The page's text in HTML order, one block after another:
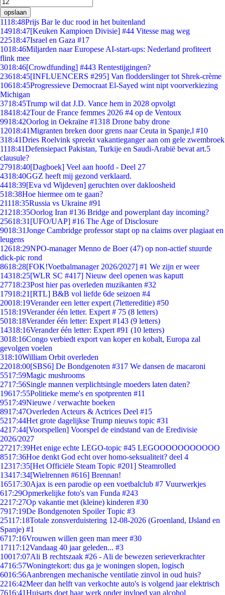
opslaan
1118:48Prijs Bar le duc rood in het buitenland
14918:47[Keuken Kampioen Divisie] #44 Vitesse mag weg
22518:47Israel en Gaza #17
1018:46Miljarden naar Europese AI-start-ups: Nederland profiteert
flink mee
3018:46[Crowdfunding] #443 Rentestijgingen?
23618:45[INFLUENCERS #295] Van flodderslinger tot Shrek-crème
10618:45Progressieve Democraat El-Sayed wint nipt voorverkiezing
Michigan
3718:45Trump wil dat J.D. Vance hem in 2028 opvolgt
18418:42Tour de France femmes 2026 #4 op de Ventoux
9918:42Oorlog in Oekraïne #1318 Drone baby drone
12018:41Migranten breken door grens naar Ceuta in Spanje,l #10
318:41Dries Roelvink spreekt vakantieganger aan om gele zwembroek
1118:41Defensiepact Pakistan, Turkije en Saudi-Arabië bevat art.5
clausule?
27918:40[Dagboek] Veel aan hoofd - Deel 27
4318:40GGZ heeft mij gezond verklaard.
4418:39[Eva vd Wijdeven] geruchten over dakloosheid
518:38Hoe hiermee om te gaan?
21118:35Russia vs Ukraine #91
21218:35Oorlog Iran #136 Bridge and powerplant day incoming?
25618:31 [UFO/UAP] #16 The Age of Disclosure
9018:31Jonge Cambridge professor stapt op na claims over plagiaat en
leugens
12618:29NPO-manager Menno de Boer (47) op non-actief stuurde
dick-pic rond
8618:28[FOK!Voetbalmanager 2026/2027] #1 We zijn er weer
14318:25[WLR SC #417] Nieuw deel openen was kaputt
27718:23Post hier pas overleden muzikanten #32
17918:21 [RTL] B&B vol liefde 6de seizoen #4
20018:19Verander een letter expert (7lettereditie) #50
1518:19Verander één letter. Expert # 75 (8 letters)
5018:18Verander één letter: Expert #143 (9 letters)
14318:16Verander één letter: Expert #91 (10 letters)
3018:16Congo verbiedt export van koper en kobalt, Europa zal
gevolgen voelen
318:10William Orbit overleden
22018:00[SBS6] De Bondgenoten #317 We dansen de macaroni
5517:59Magic mushrooms
2717:56Single mannen verplichtsingle moeders laten daten?
19617:55Politieke meme's en spotprenten #11
9517:49Nieuwe / verwachte boeken
8917:47Overleden Acteurs & Actrices Deel #15
5217:44Het grote dagelijkse Trump nieuws topic #31
4217:44[Voorspellen] Voorspel de eindstand van de Eredivisie
2026/2027
27217:39Het enige echte LEGO-topic #45 LEGOOOOOOOOOOO
8517:36Hoe denkt God echt over homo-seksualiteit? deel 4
12317:35[Het Officiële Steam Topic #201] Steamrolled
13417:34[Wielrennen #616] Brennan!
16517:30Ajax is een parodie op een voetbalclub #7 Vuurwerkjes
617:29Opmerkelijke foto's van Funda #243
2217:27Op vakantie met (kleine) kinderen #30
7917:19De Bondgenoten Spoiler Topic #3
25117:18Totale zonsverduistering 12-08-2026 (Groenland, IJsland en
Spanje) #1
6717:16Vrouwen willen geen man meer #30
17117:12Vandaag 40 jaar geleden... #3
10017:07Ali B rechtszaak #26 - Ali de bewezen serieverkrachter
4716:57Woningtekort: dus ga je woningen slopen, logisch
6016:56Aanbrengen mechanische ventilatie zinvol in oud huis?
2216:42Meer dan helft van verkochte auto's is volgend jaar elektrisch
7616:41Huisarts doet haar werk onder invloed van alcohol